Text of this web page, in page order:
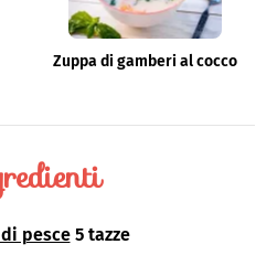
Zuppa di gamberi al cocco
pesce 5 tazze